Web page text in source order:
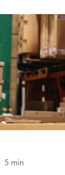
5 min